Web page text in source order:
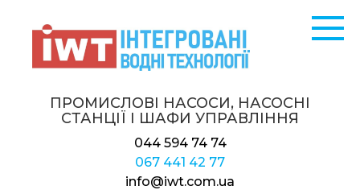
ПРОМИСЛОВІ НАСОСИ, НАСОСНІ
СТАНЦІЇ І ШАФИ УПРАВЛІННЯ
044 594 74 74
067 441 42 77
info@iwt.com.ua